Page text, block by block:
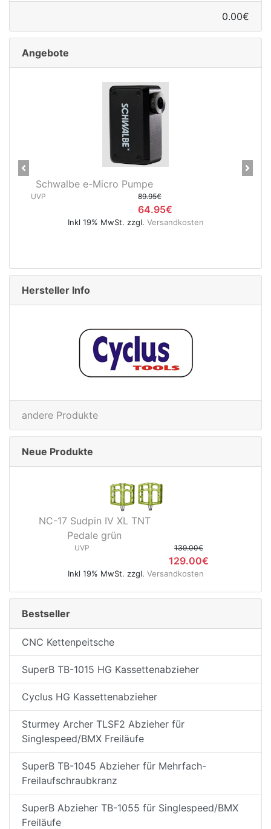
0.00€
Angebote
e-Micro Pumpe
Inkl 19% MwSt. zzgl.Versandkosten
Previous Next
Hersteller Info
andere Produkte
Neue Produkte
NC-17 Sudpin IV XL TNT
Pedale grün
UVP 139.00€
129.00€
Inkl 19% MwSt. zzgl. Versandkosten
Bestseller
CNC Kettenpeitsche
SuperB TB-1015 HG Kassettenabzieher
Cyclus HG Kassettenabzieher
Sturmey Archer TLSF2 Abzieher für
Singlespeed/BMX Freiläufe
SuperB TB-1045 Abzieher für Mehrfach-
Freilaufschraubkranz
SuperB Abzieher TB-1055 für Singlespeed/BMX
Freiläufe